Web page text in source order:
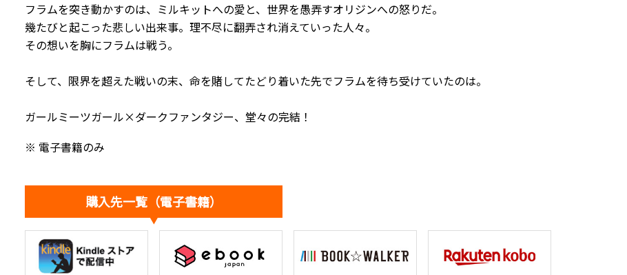
フラムを突き動かすのは、ミルキットへの愛と、世界を愚弄すオリジンへの怒りだ。
幾たびと起こった悲しい出来事。理不尽に翻弄され消えていった人々。
その想いを胸にフラムは戦う。
そして、限界を超えた戦いの末、命を賭してたどり着いた先でフラムを待ち受けていたのは――。
ガールミーツガール×ダークファンタジー、堂々の完結！
※ 電子書籍のみ
購入先一覧（電子書籍）